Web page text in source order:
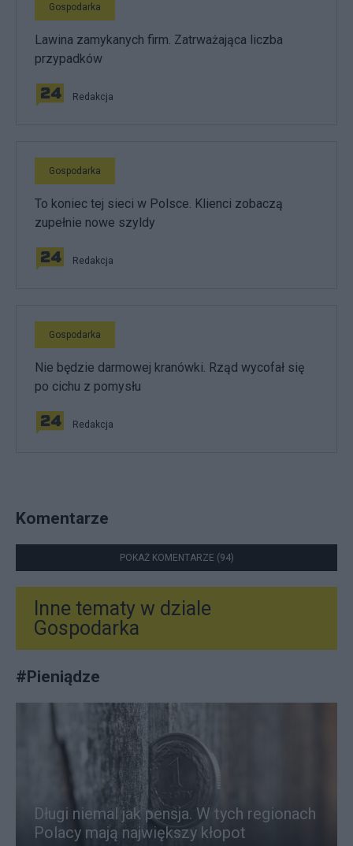
Gospodarka
Lawina zamykanych firm. Zatrważająca liczba
przypadków
Redakcja
Gospodarka
To koniec tej sieci w Polsce. Klienci zobaczą
zupełnie nowe szyldy
Redakcja
Gospodarka
Nie będzie darmowej kranówki. Rząd wycofał się
po cichu z pomysłu
Redakcja
Komentarze
POKAŻ KOMENTARZE (94)
Inne tematy w dziale
Gospodarka
#Pieniądze
Długi niemal jak pensja. W tych regionach
Polacy mają największy kłopot